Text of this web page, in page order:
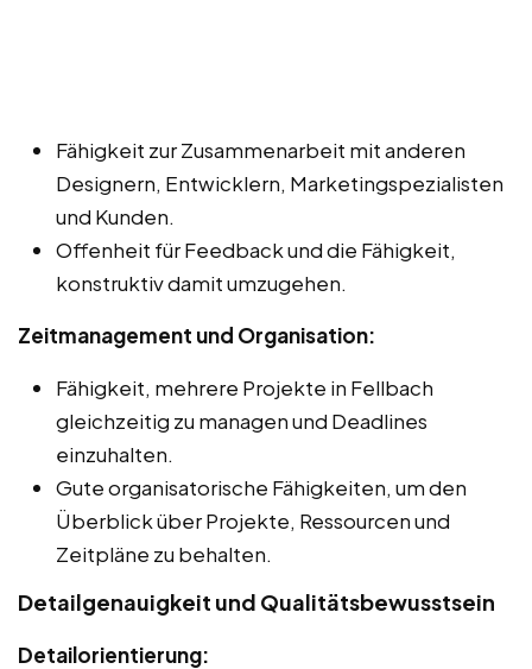
Fähigkeit zur Zusammenarbeit mit anderen
Designern, Entwicklern, Marketingspezialisten
und Kunden.
Offenheit für Feedback und die Fähigkeit,
konstruktiv damit umzugehen.
Zeitmanagement und Organisation:
Fähigkeit, mehrere Projekte in Fellbach
gleichzeitig zu managen und Deadlines
einzuhalten.
Gute organisatorische Fähigkeiten, um den
Überblick über Projekte, Ressourcen und
Zeitpläne zu behalten.
Detailgenauigkeit und Qualitätsbewusstsein
Detailorientierung: